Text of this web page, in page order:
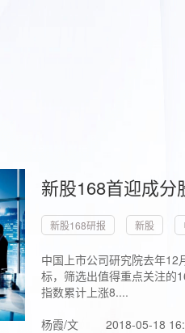
新股168首迎成
新股168研报 新股
中国上市公司研究院去年
标，筛选出值得重点关注的
指数累计上涨8....
杨霞/文
2018-05-18